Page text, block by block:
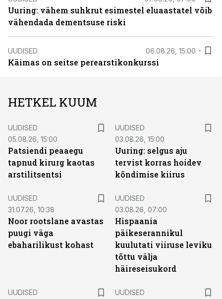
Uuring: vähem suhkrut esimestel eluaastatel võib
vähendada dementsuse riski
UUDISED 06.08.26, 15:00
Käimas on seitse perearstikonkurssi
HETKEL KUUM
UUDISED
05.08.26, 15:00
Patsiendi peaaegu
tapnud kirurg kaotas
arstilitsentsi
UUDISED
03.08.26, 15:00
Uuring: selgus aju
tervist korras hoidev
kõndimise kiirus
UUDISED
31.07.26, 10:38
Noor rootslane avastas
puugi väga
ebaharilikust kohast
UUDISED
03.08.26, 07:00
Hispaania
päikeserannikul
kuulutati viiruse leviku
tõttu välja
häireseisukord
UUDISED
UUDISED